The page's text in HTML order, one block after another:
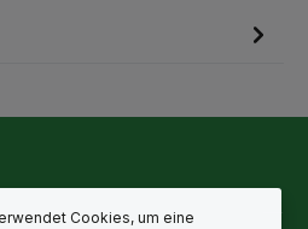
Cookies, um eine